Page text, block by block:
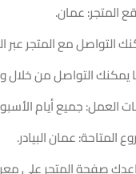
المتجر: عمان.
التواصل مع المتجر عبر
يمكنك التواصل من خلال
جميع أيام الأسبوع من الساعة 8:30
المتاحة: عمان البيادر.
صفحة المتجر على